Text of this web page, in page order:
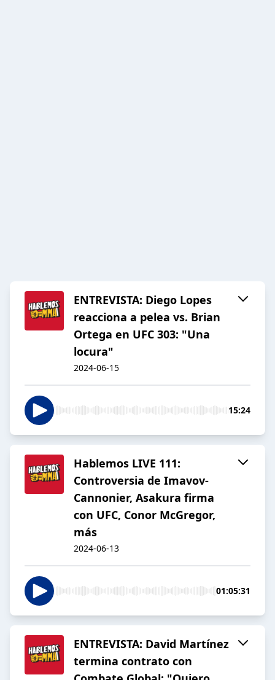
ENTREVISTA: Diego Lopes
reacciona a pelea vs. Brian
Ortega en UFC 303: "Una
locura"
2024-06-15
15:24
Hablemos LIVE 111:
Controversia de Imavov-
Cannonier, Asakura firma
con UFC, Conor McGregor,
más
2024-06-13
01:05:31
ENTREVISTA: David Martínez
termina contrato con